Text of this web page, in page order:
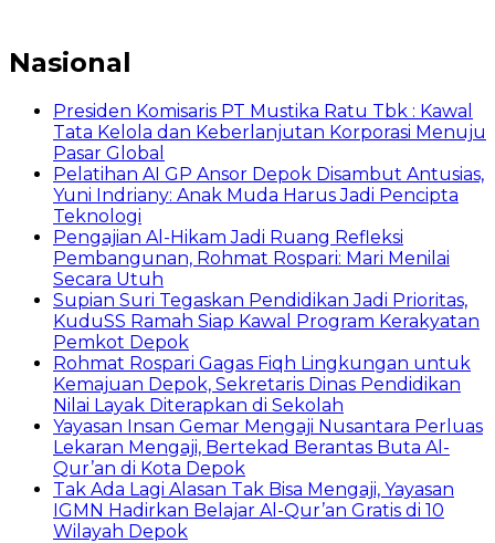
Nasional
Presiden Komisaris PT Mustika Ratu Tbk : Kawal
Tata Kelola dan Keberlanjutan Korporasi Menuju
Pasar Global
Pelatihan AI GP Ansor Depok Disambut Antusias,
Yuni Indriany: Anak Muda Harus Jadi Pencipta
Teknologi
Pengajian Al-Hikam Jadi Ruang Refleksi
Pembangunan, Rohmat Rospari: Mari Menilai
Secara Utuh
Supian Suri Tegaskan Pendidikan Jadi Prioritas,
KuduSS Ramah Siap Kawal Program Kerakyatan
Pemkot Depok
Rohmat Rospari Gagas Fiqh Lingkungan untuk
Kemajuan Depok, Sekretaris Dinas Pendidikan
Nilai Layak Diterapkan di Sekolah
Yayasan Insan Gemar Mengaji Nusantara Perluas
Lekaran Mengaji, Bertekad Berantas Buta Al-
Qur’an di Kota Depok
Tak Ada Lagi Alasan Tak Bisa Mengaji, Yayasan
IGMN Hadirkan Belajar Al-Qur’an Gratis di 10
Wilayah Depok